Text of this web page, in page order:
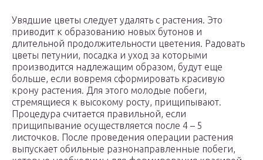
Увядшие цветы следует удалять с растения. Это
приводит к образованию новых бутонов и
длительной продолжительности цветения. Радовать
цветы петунии, посадка и уход за которыми
производится надлежащим образом, будут еще
больше, если вовремя сформировать красивую
крону растения. Для этого молодые побеги,
стремящиеся к высокому росту, прищипывают.
Процедура считается правильной, если
прищипывание осуществляется после 4 – 5
листочков. После проведения операции растения
выпускает обильные разнонаправленные побеги,